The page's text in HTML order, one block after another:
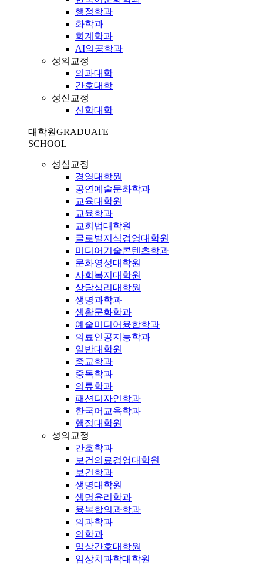
행정학과
화학과
회계학과
AI의공학과
성의교정
의과대학
간호대학
성신교정
신학대학
대학원GRADUATE
SCHOOL
성심교정
경영대학원
공연예술문화학과
교육대학원
교육학과
교회법대학원
글로벌지식경영대학원
미디어기술콘텐츠학과
문화영성대학원
사회복지대학원
상담심리대학원
생명과학과
생활문화학과
예술미디어융합학과
의료인공지능학과
일반대학원
종교학과
중독학과
의류학과
패션디자인학과
한국어교육학과
행정대학원
성의교정
간호학과
보건의료경영대학원
보건학과
생명대학원
생명윤리학과
융복합의과학과
의과학과
의학과
임상간호대학원
임상치과학대학원